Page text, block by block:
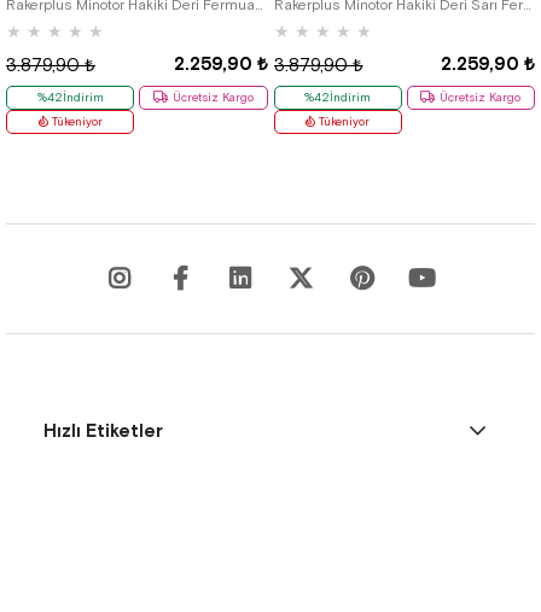
★ ★ ★ ★ ★
2.259,90 ₺
3.879,90 ₺
%42İndirim
Ücretsiz Kargo
Tükeniyor
Rakerplus Minotor Hakiki Deri Sarı Fermuarlı Çocuk Bot
★ ★ ★ ★ ★
2.259,90 ₺
3.879,90 ₺
%42İndirim
Ücretsiz Kargo
Tükeniyor
Hızlı Etiketler